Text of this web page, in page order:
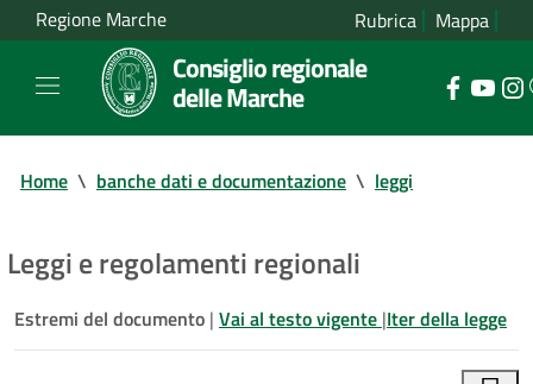
Regione Marche Rubrica Mappa
Consiglio regionale
delle Marche
Home \ banche dati e documentazione \ leggi
Leggi e regolamenti regionali
Estremi del documento | Vai al testo vigente |Iter della legge